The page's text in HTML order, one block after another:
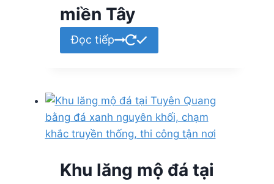
miền Tây
Đọc tiếp
Khu lăng mộ đá tại